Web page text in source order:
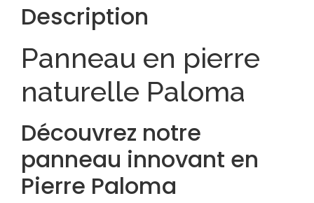
Description
Panneau en pierre
naturelle Paloma
Découvrez notre
panneau innovant en
Pierre Paloma